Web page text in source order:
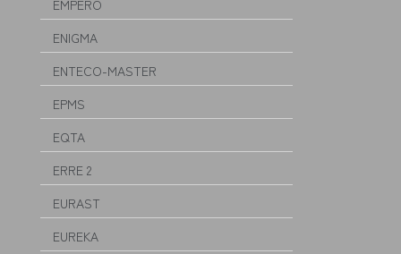
EMPERO
ENIGMA
ENTECO-MASTER
EPMS
EQTA
ERRE 2
EURAST
EUREKA